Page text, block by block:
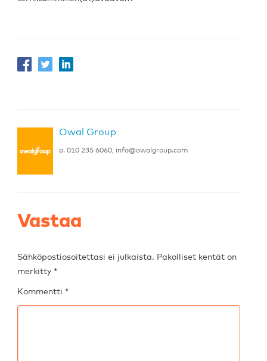
Owal Group
p. 010 235 6060, info@owalgroup.com
Vastaa
Sähköpostiosoitettasi ei julkaista. Pakolliset kentät on
merkitty *
Kommentti *